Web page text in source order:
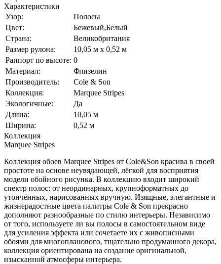
Характеристики
Узор:
Полосы
Цвет:
Бежевый,Белый
Страна:
Великобритания
Размер рулона:
10,05 м x 0,52 м
Раппорт по высоте: 0
Материал:
Флизелин
Производитель:
Cole & Son
Коллекция:
Marquee Stripes
Экологичные:
Да
Длина:
10,05 м
Ширина:
0,52 м
Коллекция
Marquee Stripes
Коллекция обоев Marquee Stripes от Cole&Son красива в своей
простоте на основе неувядающей, лёгкой для восприятия
модели обойного рисунка. В коллекцию входит широкий
спектр полос: от неординарных, крупноформатных до
утончённых, нарисованных вручную. Изящные, элегантные и
жизнерадостные цвета палитры Cole & Son прекрасно
дополняют разнообразные по стилю интерьеры. Независимо
от того, используете ли вы полосы в самостоятельном виде
для усиления эффекта или сочетаете их с живописными
обоями для многопланового, тщательно продуманного декора,
коллекция ориентирована на создание оригинальной,
изысканной атмосферы интерьера.